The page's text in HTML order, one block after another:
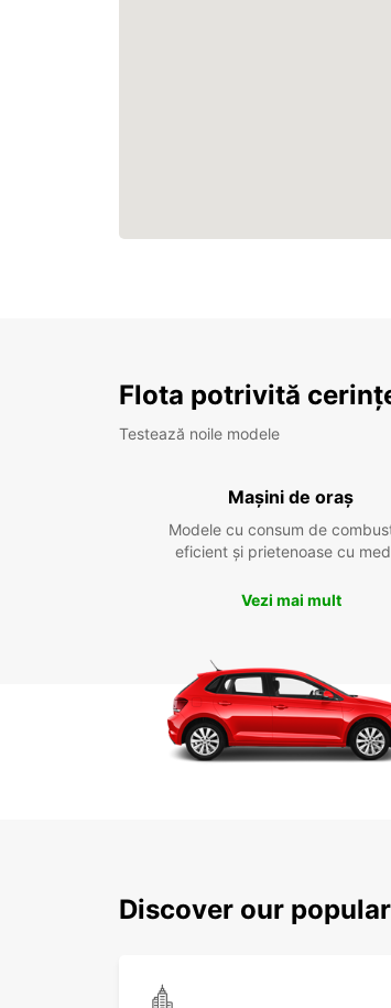
Flota potrivită
Testează noile modele
Mașini de oraș
Modele cu consum de
eficient și prietenoase cu
Vezi mai mult
Discover our